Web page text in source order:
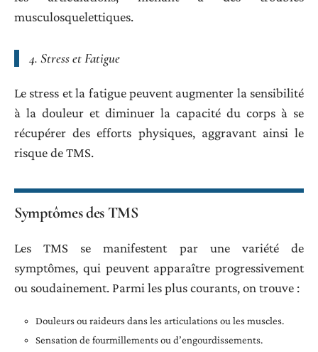
musculosquelettiques.
4. Stress et Fatigue
Le stress et la fatigue peuvent augmenter la sensibilité
à la douleur et diminuer la capacité du corps à se
récupérer des efforts physiques, aggravant ainsi le
risque de TMS.
Symptômes des TMS
Les TMS se manifestent par une variété de
symptômes, qui peuvent apparaître progressivement
ou soudainement. Parmi les plus courants, on trouve :
Douleurs ou raideurs dans les articulations ou les muscles.
Sensation de fourmillements ou d’engourdissements.